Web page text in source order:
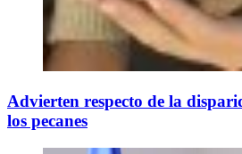
Advierten respecto de la
los pecanes